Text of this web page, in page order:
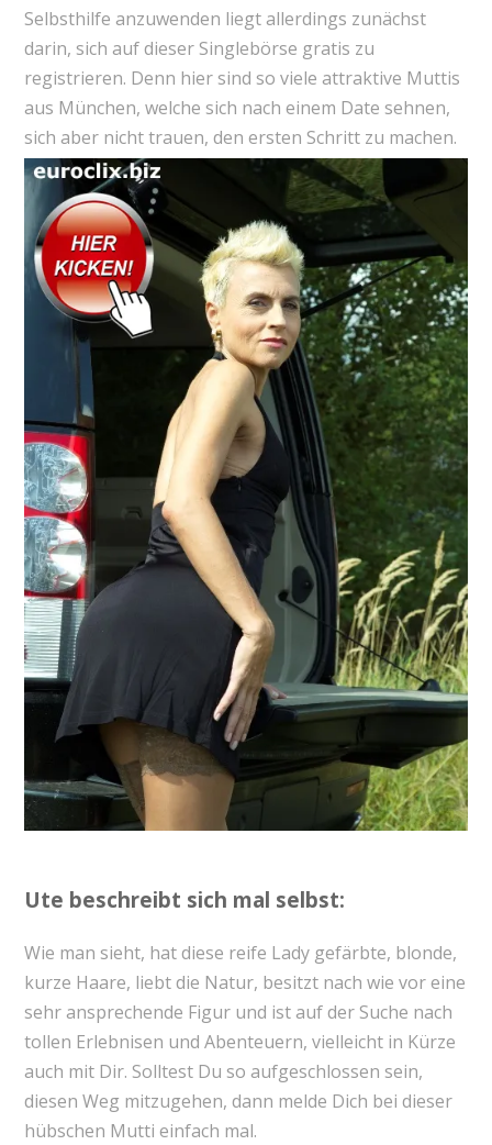
Selbsthilfe anzuwenden liegt allerdings zunächst
darin, sich auf dieser Singlebörse gratis zu
registrieren. Denn hier sind so viele attraktive Muttis
aus München, welche sich nach einem Date sehnen,
sich aber nicht trauen, den ersten Schritt zu machen.
Ute beschreibt sich mal selbst:
Wie man sieht, hat diese reife Lady gefärbte, blonde,
kurze Haare, liebt die Natur, besitzt nach wie vor eine
sehr ansprechende Figur und ist auf der Suche nach
tollen Erlebnisen und Abenteuern, vielleicht in Kürze
auch mit Dir. Solltest Du so aufgeschlossen sein,
diesen Weg mitzugehen, dann melde Dich bei dieser
hübschen Mutti einfach mal.